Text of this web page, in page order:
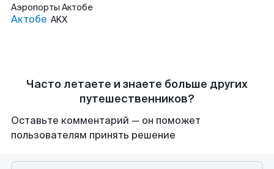
Аэропорты Актобе
Актобе AKX
Часто летаете и знаете больше других
путешественников?
Оставьте комментарий — он поможет
пользователям принять решение